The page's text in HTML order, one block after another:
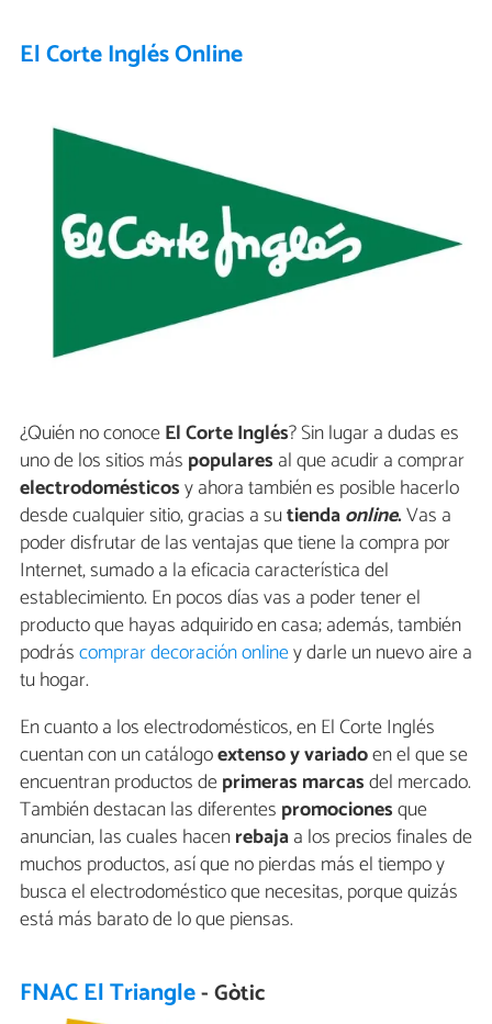
El Corte Inglés Online
¿Quién no conoceEl Corte Inglés? Sin lugar a dudas es
uno de los sitios más populares al que acudir a comprar
electrodomésticosy ahora también es posible hacerlo
desde cualquier sitio, gracias a sutiendaonline.Vas a
poder disfrutar de las ventajas que tiene la compra por
Internet, sumado a la eficacia característica del
establecimiento. En pocos días vas a poder tener el
producto que hayas adquirido en casa; además, también
podráscomprar decoración onliney darle un nuevo aire a
tu hogar.
En cuanto a los electrodomésticos, en El Corte Inglés
cuentan con un catálogoextenso y variadoen el que se
encuentran productos deprimeras marcasdel mercado.
También destacan las diferentes promocionesque
anuncian, las cuales hacenrebajaa los precios finales de
muchos productos, así que no pierdas más el tiempo y
busca el electrodoméstico que necesitas, porque quizás
está más barato de lo que piensas.
FNAC El Triangle- Gòtic